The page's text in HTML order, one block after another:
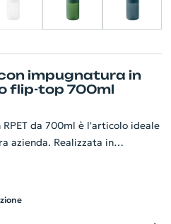
impugnatura in
flip-top 700ml
da 700ml è l'articolo ideale
azienda. Realizzata in
pratica cannuccia integrata.